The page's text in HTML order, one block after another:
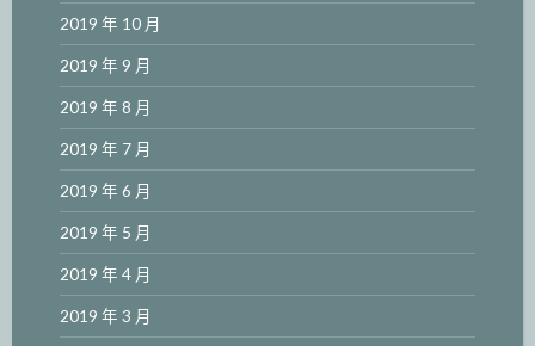
2019 年 10 月
2019 年 9 月
2019 年 8 月
2019 年 7 月
2019 年 6 月
2019 年 5 月
2019 年 4 月
2019 年 3 月